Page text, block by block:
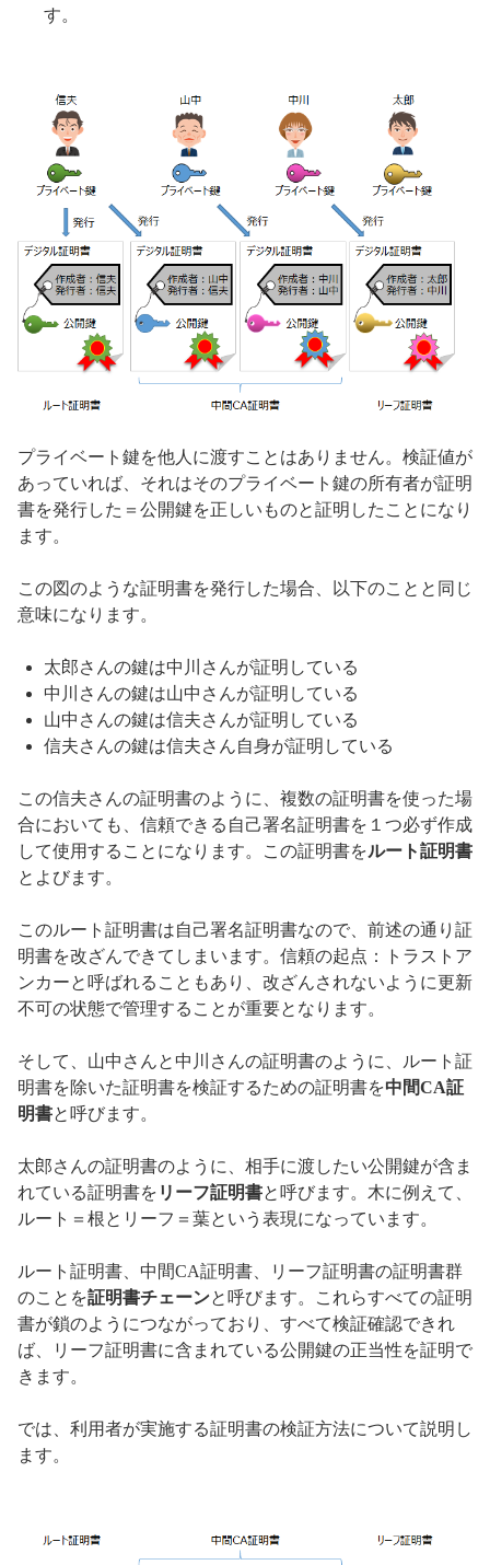
す。
プライベート鍵を他人に渡すことはありません。検証値が
あっていれば、それはそのプライベート鍵の所有者が証明
書を発行した＝公開鍵を正しいものと証明したことになり
ます。
この図のような証明書を発行した場合、以下のことと同じ
意味になります。
太郎さんの鍵は中川さんが証明している
中川さんの鍵は山中さんが証明している
山中さんの鍵は信夫さんが証明している
信夫さんの鍵は信夫さん自身が証明している
この信夫さんの証明書のように、複数の証明書を使った場
合においても、信頼できる自己署名証明書を１つ必ず作成
して使用することになります。この証明書をルート証明書
とよびます。
このルート証明書は自己署名証明書なので、前述の通り証
明書を改ざんできてしまいます。信頼の起点：トラストア
ンカーと呼ばれることもあり、改ざんされないように更新
不可の状態で管理することが重要となります。
そして、山中さんと中川さんの証明書のように、ルート証
明書を除いた証明書を検証するための証明書を中間CA証
明書と呼びます。
太郎さんの証明書のように、相手に渡したい公開鍵が含ま
れている証明書を リーフ証明書と呼びます。木に例えて、
ルート＝根とリーフ＝葉という表現になっています。
ルート証明書、中間CA証明書、リーフ証明書の証明書群
のことを証明書チェーンと呼びます。これらすべての証明
書が鎖のようにつながっており、すべて検証確認できれ
ば、リーフ証明書に含まれている公開鍵の正当性を証明で
きます。
では、利用者が実施する証明書の検証方法について説明し
ます。